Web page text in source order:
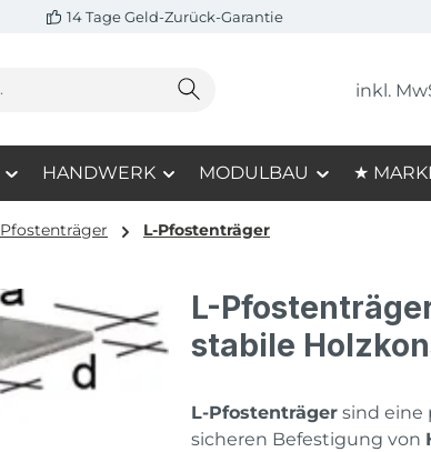
14 Tage Geld-Zurück-Garantie
inkl.
HANDWERK MODULBAU ★
Pfostenträger L-Pfostenträger
L-
stabile
L-Pfostenträgersind eine
sicheren Befestigung von